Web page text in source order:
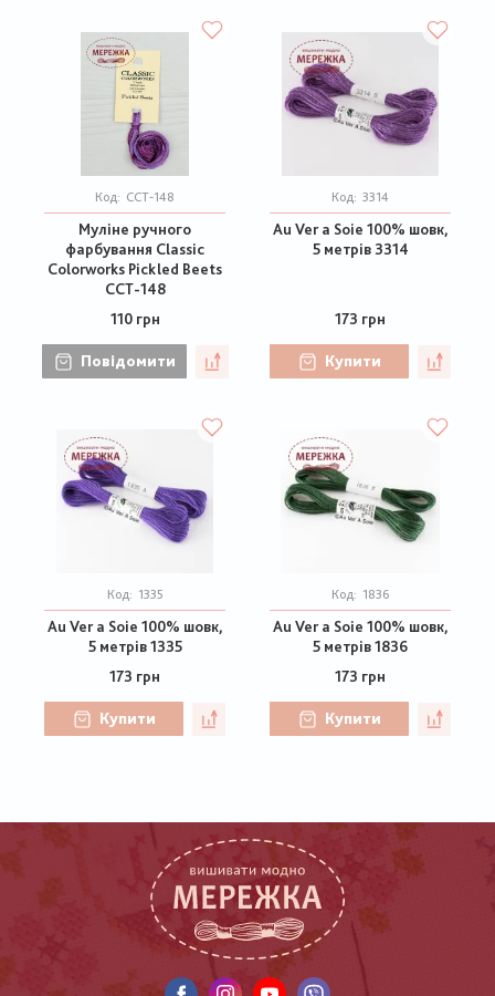
Код: CCT-148
Муліне ручного
фарбування Classic
Colorworks Pickled Beets
CCT-148
110 грн
Повідомити
Код: 3314
Au Ver a Soie 100% шовк,
5 метрів 3314
173 грн
Купити
Код: 1335
Au Ver a Soie 100% шовк,
5 метрів 1335
173 грн
Купити
Код: 1836
Au Ver a Soie 100% шовк,
5 метрів 1836
173 грн
Купити